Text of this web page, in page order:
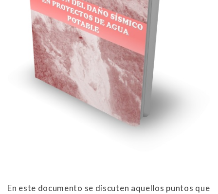
En este documento se discuten aquellos puntos que